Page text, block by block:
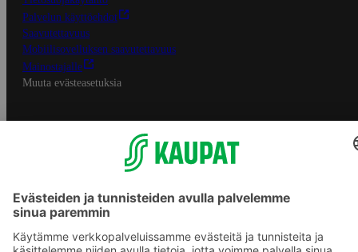
Palvelun käyttöehdot
Saavutettavuus
Mobiilisovelluksen saavutettavuus
Mainostajalle
Muuta evästeasetuksia
S-ryhmän palvelut
S-ryhmä
Asiakasomistajuus
S-ostoslista -sovellus